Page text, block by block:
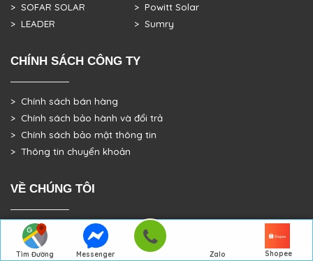
Tìm Đường
Messenger Zalo Shopee
> SOFAR SOLAR
> LEADER
> Powitt Solar
> Sumry
CHÍNH SÁCH CÔNG TY
> Chính sách bán hàng
> Chính sách bảo hành và đổi trả
> Chính sách bảo mật thông tin
> Thông tin chuyển khoản
VỀ CHÚNG TÔI
> GIỚI THIỆU
> TRANG CHỦ